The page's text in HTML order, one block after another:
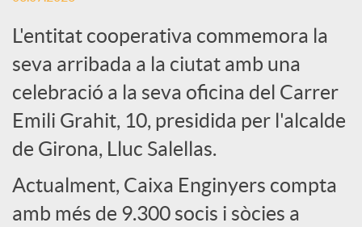
e
s
S
o
L'entitat cooperativa commemora la
seva arribada a la ciutat amb una
celebració a la seva oficina del Carrer
Emili Grahit, 10, presidida per l'alcalde
de Girona, Lluc Salellas.
Actualment, Caixa Enginyers compta
amb més de 9.300 socis i sòcies a